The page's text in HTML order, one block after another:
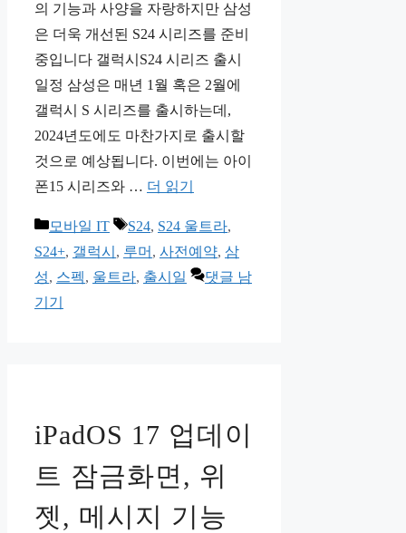
의 기능과 사양을 자랑하지만 삼성
은 더욱 개선된 S24 시리즈를 준비
중입니다 갤럭시S24 시리즈 출시
일정 삼성은 매년 1월 혹은 2월에
갤럭시 S 시리즈를 출시하는데,
2024년도에도 마찬가지로 출시할
것으로 예상됩니다. 이번에는 아이
폰15 시리즈와 … 더 읽기
카
테
고
리
모바일 IT
태
그
S24, S24 울트라,
S24+, 갤럭시 , 루머 , 사전예약, 삼
성, 스펙, 울트라, 출시일
댓글 남
기기
iPadOS 17 업데이
트 잠금화면, 위
젯, 메시지 기능